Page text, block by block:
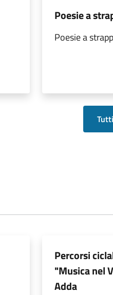
Poesie a
Poesie a
Percorsi
"Musica nel
Adda